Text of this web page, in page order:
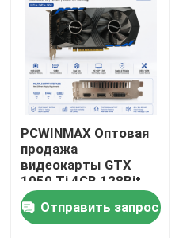
Дом
PCWINMAX Оптовая
продажа
видеокарты GTX
1050 Ti 4GB 128Bit
GDDR5 с низким
энергопотреблением
и выходом HD DP DVI
Отправить запрос